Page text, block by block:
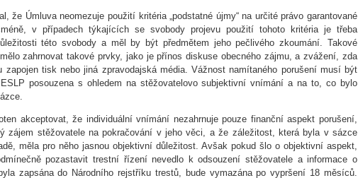
že Úmluva neomezuje použití kritéria „podstatné újmy“ na určité právo garantované
v případech týkajících se svobody projevu použití tohoto kritéria je třeba
této svobody a měl by být předmětem jeho pečlivého zkoumání. Takové
zahrnovat takové prvky, jako je přínos diskuse obecného zájmu, a zvážení, zda
zapojen tisk nebo jiná zpravodajská média. Vážnost namítaného porušení musí být
posouzena s ohledem na stěžovatelovo subjektivní vnímání a na to, co bylo
akceptovat, že individuální vnímání nezahrnuje pouze finanční aspekt porušení,
zájem stěžovatele na pokračování v jeho věci, a že záležitost, která byla v sázce
měla pro něho jasnou objektivní důležitost. Avšak pokud šlo o objektivní aspekt,
pozastavit trestní řízení nevedlo k odsouzení stěžovatele a informace o
zapsána do Národního rejstříku trestů, bude vymazána po vypršení 18 měsíců.